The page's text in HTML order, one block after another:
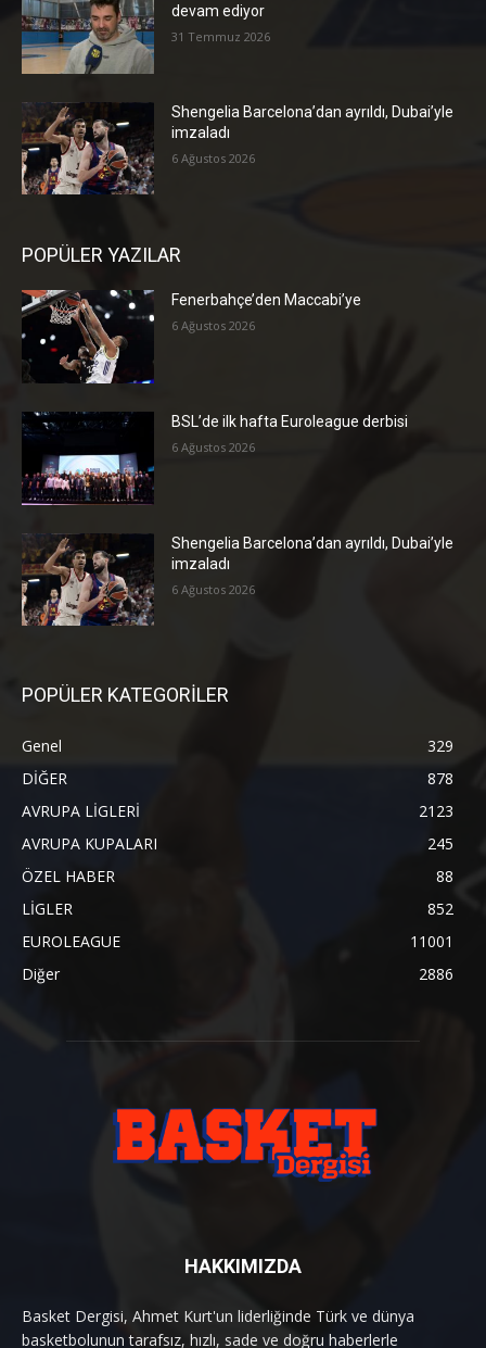
devam ediyor
31 Temmuz 2026
Shengelia Barcelona’dan ayrıldı, Dubai’yle
imzaladı
6 Ağustos 2026
POPÜLER YAZILAR
Fenerbahçe’den Maccabi’ye
6 Ağustos 2026
BSL’de ilk hafta Euroleague derbisi
6 Ağustos 2026
Shengelia Barcelona’dan ayrıldı, Dubai’yle
imzaladı
6 Ağustos 2026
POPÜLER KATEGORİLER
Genel
329
DİĞER
878
AVRUPA LİGLERİ
2123
AVRUPA KUPALARI
245
ÖZEL HABER
88
LİGLER
852
EUROLEAGUE
11001
Diğer
2886
HAKKIMIZDA
Basket Dergisi, Ahmet Kurt'un liderliğinde Türk ve dünya
basketbolunun tarafsız, hızlı, sade ve doğru haberlerle